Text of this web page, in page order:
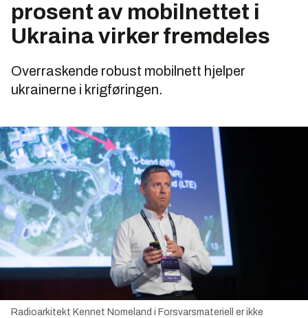
prosent av mobilnettet i
Ukraina virker fremdeles
Overraskende robust mobilnett hjelper
ukrainerne i krigføringen.
Radioarkitekt Kennet Nomeland i Forsvarsmateriell er ikke